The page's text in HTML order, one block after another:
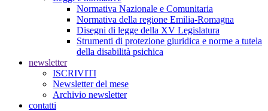
Normativa Nazionale e Comunitaria
Normativa della regione Emilia-Romagna
Disegni di legge della XV Legislatura
Strumenti di protezione giuridica e norme a tutela
della disabilità psichica
newsletter
ISCRIVITI
Newsletter del mese
Archivio newsletter
contatti